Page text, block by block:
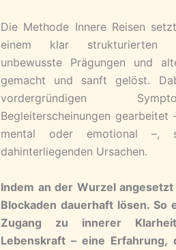
Die Methode Innere Reisen
einem klar strukturierten
unbewusste Prägungen und
gemacht und sanft gelöst.
vordergründigen
Begleiterscheinungen gearbeitet
mental oder emotional –,
dahinterliegenden Ursachen.
Indem an der Wurzel
Blockaden dauerhaft lösen. So
Zugang zu innerer
Lebenskraft – eine